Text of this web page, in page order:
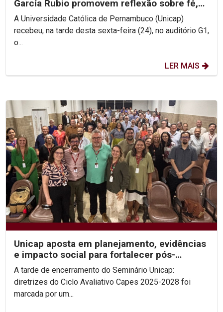
García Rubio promovem reflexão sobre fé,
Igreja e esperança
A Universidade Católica de Pernambuco (Unicap)
recebeu, na tarde desta sexta-feira (24), no auditório G1,
o...
LER MAIS
Unicap aposta em planejamento, evidências
e impacto social para fortalecer pós-
graduação
A tarde de encerramento do Seminário Unicap:
diretrizes do Ciclo Avaliativo Capes 2025-2028 foi
marcada por um...